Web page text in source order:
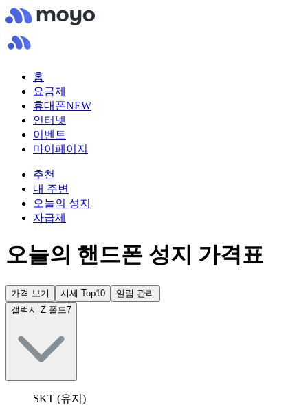
홈
요금제
휴대폰NEW
인터넷
이벤트
마이페이지
추천
내 주변
오늘의 성지
자급제
오늘의 핸드폰 성지 가격표
가격 보기 시세 Top10
알림 관리
갤럭시 Z 폴드7
SKT (유지)